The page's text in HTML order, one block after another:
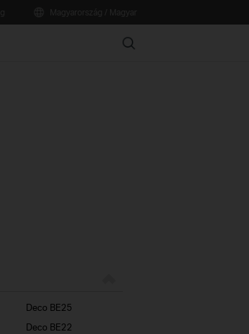
Search
Deco BE25
Deco BE22